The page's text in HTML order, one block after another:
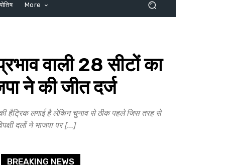
More
वाली 28 सीटों का
ने की जीत दर्ज
हैट्रिक लगाई है लेकिन चुनाव से ठीक पहले जिस तरह से
दलों ने भाजपा पर […]
BREAKING NEWS